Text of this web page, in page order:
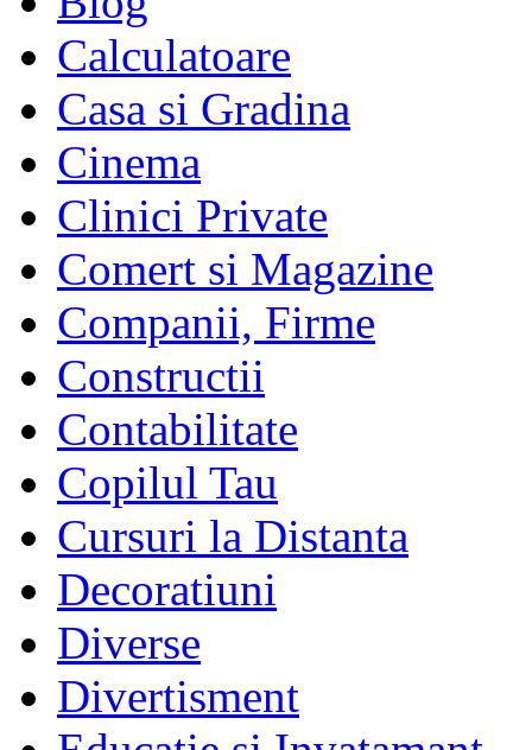
Calculatoare
Casa si Gradina
Cinema
Clinici Private
Comert si Magazine
Companii, Firme
Constructii
Contabilitate
Copilul Tau
Cursuri la Distanta
Decoratiuni
Diverse
Divertisment